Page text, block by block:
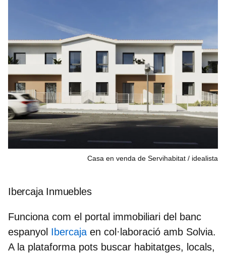
Casa en venda de Servihabitat idealista
Ibercaja Inmuebles
Funciona com el portal immobiliari del banc
espanyol Ibercaja en col·laboració amb Solvia.
A la plataforma pots buscar habitatges, locals,